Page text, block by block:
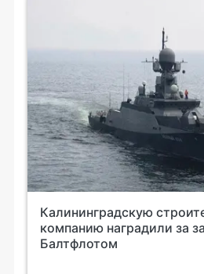
Калининградскую
компанию наградили за
Балтфлотом